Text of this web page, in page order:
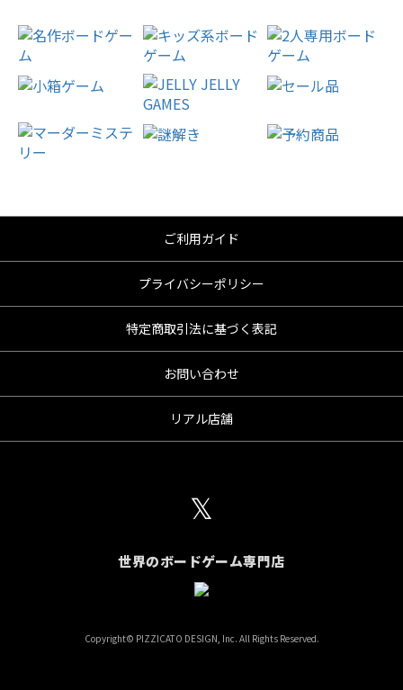
ご利用ガイド
プライバシーポリシー
特定商取引法に基づく表記
お問い合わせ
リアル店舗
𝕏
世界のボードゲーム専門店
Copyright© PIZZICATO DESIGN, Inc. All Rights Reserved.